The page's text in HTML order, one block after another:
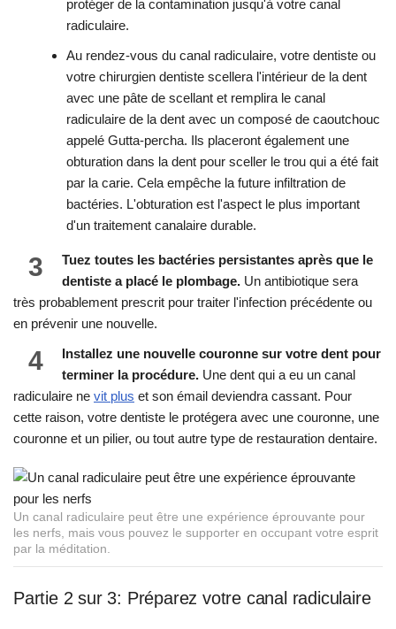
protéger de la contamination jusqu'à votre canal
radiculaire.
Au rendez-vous du canal radiculaire, votre dentiste ou
votre chirurgien dentiste scellera l'intérieur de la dent
avec une pâte de scellant et remplira le canal
radiculaire de la dent avec un composé de caoutchouc
appelé Gutta-percha. Ils placeront également une
obturation dans la dent pour sceller le trou qui a été fait
par la carie. Cela empêche la future infiltration de
bactéries. L'obturation est l'aspect le plus important
d'un traitement canalaire durable.
3
Tuez toutes les bactéries persistantes après que le
dentiste a placé le plombage. Un antibiotique sera
très probablement prescrit pour traiter l'infection précédente ou
en prévenir une nouvelle.
4
Installez une nouvelle couronne sur votre dent pour
terminer la procédure. Une dent qui a eu un canal
radiculaire ne vit plus et son émail deviendra cassant. Pour
cette raison, votre dentiste le protégera avec une couronne, une
couronne et un pilier, ou tout autre type de restauration dentaire.
Un canal radiculaire peut être une expérience éprouvante pour
les nerfs, mais vous pouvez le supporter en occupant votre esprit
par la méditation.
Partie 2 sur 3: Préparez votre canal radiculaire